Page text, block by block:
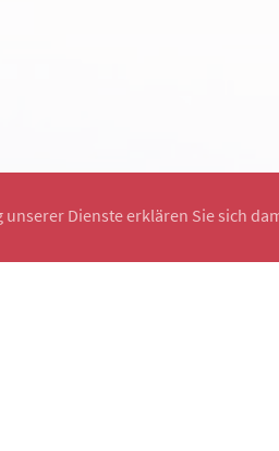
unserer Dienste erklären Sie sich